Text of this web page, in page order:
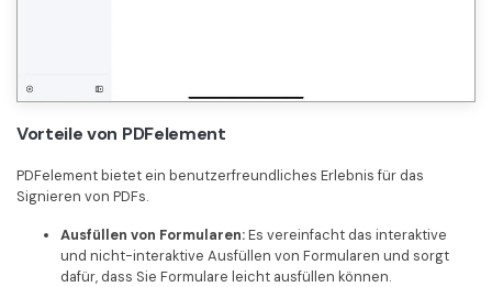
Vorteile von PDFelement
PDFelement bietet ein benutzerfreundliches Erlebnis für das
Signieren von PDFs.
Ausfüllen von Formularen:Es vereinfacht das interaktive
und nicht-interaktive Ausfüllen von Formularen und sorgt
dafür, dass Sie Formulare leicht ausfüllen können.